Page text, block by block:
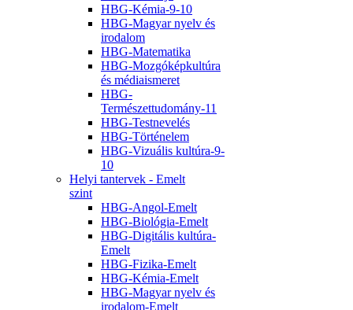
HBG-Kémia-9-10
HBG-Magyar nyelv és
irodalom
HBG-Matematika
HBG-Mozgóképkultúra
és médiaismeret
HBG-
Természettudomány-11
HBG-Testnevelés
HBG-Történelem
HBG-Vizuális kultúra-9-
10
Helyi tantervek - Emelt
szint
HBG-Angol-Emelt
HBG-Biológia-Emelt
HBG-Digitális kultúra-
Emelt
HBG-Fizika-Emelt
HBG-Kémia-Emelt
HBG-Magyar nyelv és
irodalom-Emelt